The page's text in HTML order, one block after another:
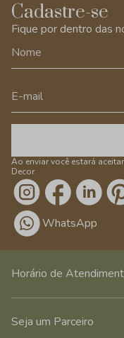
Cadastre-se
Fique por dentro das
Ao enviar você estará
Decor
WhatsApp
Horário de
Seja um Parceiro